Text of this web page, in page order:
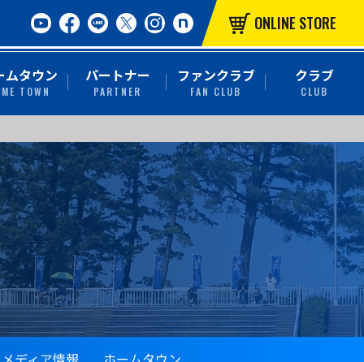
ONLINE STORE
ムタウン
TOWN
パートナー
PARTNER
ファンクラブ
FAN CLUB
クラブ
CLUB